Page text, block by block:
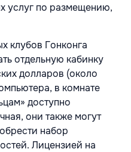
услуг по размещению,
клубов Гонконга
отдельную кабинку
долларов (около
в комнате
доступно
они также могут
набор
Лицензией на